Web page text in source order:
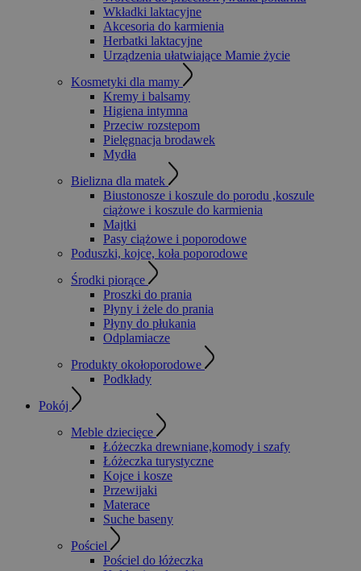
Wkładki laktacyjne
Akcesoria do karmienia
Herbatki laktacyjne
Urządzenia ułatwiające Mamie życie
Kosmetyki dla mamy
Kremy i balsamy
Higiena intymna
Przeciw rozstepom
Pielęgnacja brodawek
Mydła
Bielizna dla matek
Biustonosze i koszule do porodu ,koszule
ciążowe i koszule do karmienia
Majtki
Pasy ciążowe i poporodowe
Poduszki, kojce, koła poporodowe
Środki piorące
Proszki do prania
Płyny i żele do prania
Płyny do płukania
Odplamiacze
Produkty okołoporodowe
Podkłady
Pokój
Meble dziecięce
Łóżeczka drewniane,komody i szafy
Łóżeczka turystyczne
Kojce i kosze
Przewijaki
Materace
Suche baseny
Pościel
Pościel do łóżeczka